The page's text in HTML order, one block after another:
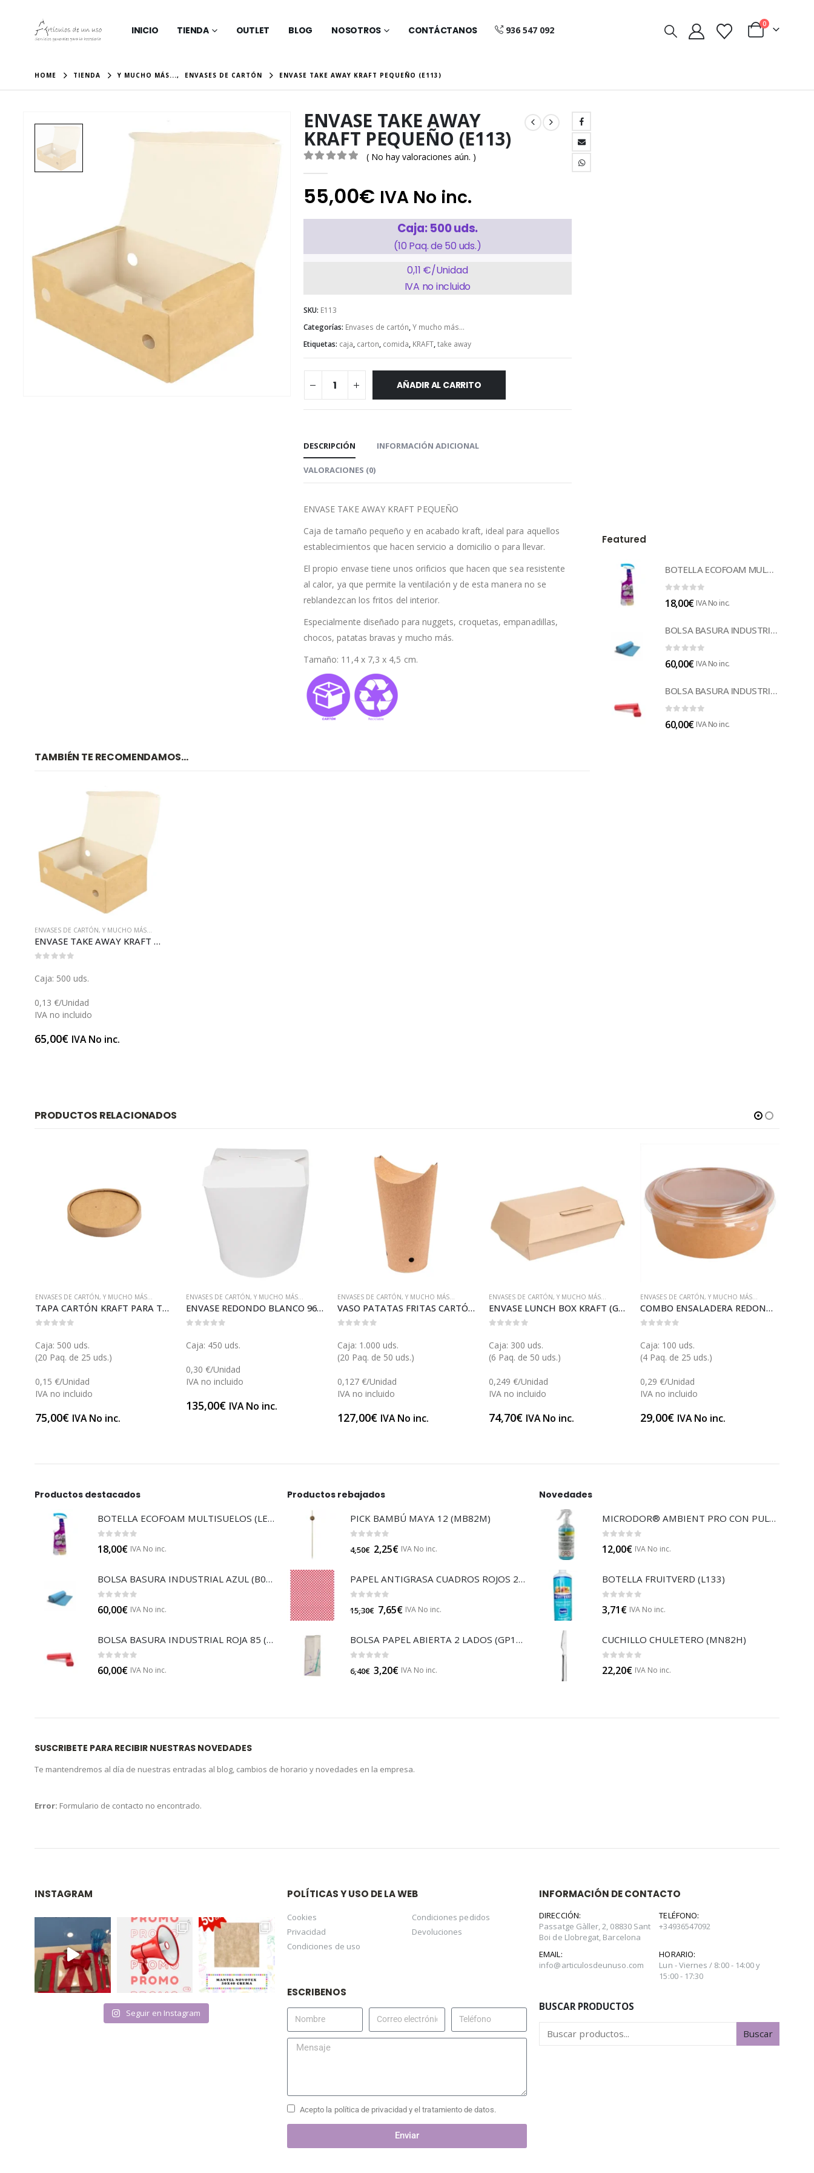
INICIO TIENDA OUTLET BLOG NOSOTROS CONTÁCTANOS 936 547 092
0
HOME TIENDA Y MUCHO MÁS..., ENVASES DE CARTÓN ENVASE TAKE AWAY KRAFT PEQUEÑO (E113)
ENVASE TAKE AWAY
KRAFT PEQUEÑO (E113)
( No hay valoraciones aún. )
55,00€ IVA No inc.
Caja: 500 uds.
(10 Paq. de 50 uds.)
0,11 €/Unidad
IVA no incluido
SKU: E113
Categorías: Envases de cartón,Y mucho más...
Etiquetas: caja, carton, comida, KRAFT,take away
AÑADIR AL CARRITO
DESCRIPCIÓN INFORMACIÓN ADICIONAL
VALORACIONES (0)
ENVASE TAKE AWAY KRAFT PEQUEÑO
Caja de tamaño pequeño y en acabado kraft, ideal para aquellos
establecimientos que hacen servicio a domicilio o para llevar.
El propio envase tiene unos orificios que hacen que sea resistente
al calor, ya que permite la ventilación y de esta manera no se
reblandezcan los fritos del interior.
Especialmente diseñado para nuggets, croquetas, empanadillas,
chocos, patatas bravas y mucho más.
Tamaño: 11,4 x 7,3 x 4,5 cm.
TAMBIÉN TE RECOMENDAMOS…
ENVASES DE CARTÓN,Y MUCHO MÁS...
ENVASE TAKE AWAY KRAFT MEDIANO (E122)
Caja: 500 uds.
0,13 €/Unidad
IVA no incluido
65,00€ IVA No inc.
Featured
BOTELLA ECOFOAM MULTISUELOS (LECOF12)
18,00€ IVA No inc.
BOLSA BASURA INDUSTRIAL AZUL (B014A)
60,00€ IVA No inc.
BOLSA BASURA INDUSTRIAL ROJA 85 (B014)
60,00€ IVA No inc.
PRODUCTOS RELACIONADOS
ENVASES DE CARTÓN, Y MUCHO MÁS...
TAPA CARTÓN KRAFT PARA TARRINA (E127T)
Caja: 500 uds.
(20 Paq. de 25 uds.)
0,15 €/Unidad
IVA no incluido
75,00€ IVA No inc.
ENVASES DE CARTÓN,Y MUCHO MÁS...
ENVASE REDONDO BLANCO 960 (GP13666)
Caja: 450 uds.
0,30 €/Unidad
IVA no incluido
135,00€ IVA No inc.
ENVASES DE CARTÓN,Y MUCHO MÁS...
VASO PATATAS FRITAS CARTÓN AUTOCIERRE (GP23349)
Caja: 1.000 uds.
(20 Paq. de 50 uds.)
0,127 €/Unidad
IVA no incluido
127,00€ IVA No inc.
ENVASES DE CARTÓN,Y MUCHO MÁS...
ENVASE LUNCH BOX KRAFT (GP23506)
Caja: 300 uds.
(6 Paq. de 50 uds.)
0,249 €/Unidad
IVA no incluido
74,70€ IVA No inc.
ENVASES DE CARTÓN, Y MUCHO MÁS...
COMBO ENSALADERA REDONDA KRAFT 1300 (GP24005COMB)
Caja: 100 uds.
(4 Paq. de 25 uds.)
0,29 €/Unidad
IVA no incluido
29,00€ IVA No inc.
Productos destacados
BOTELLA ECOFOAM MULTISUELOS (LECOF12)
18,00€ IVA No inc.
BOLSA BASURA INDUSTRIAL AZUL (B014A)
60,00€ IVA No inc.
BOLSA BASURA INDUSTRIAL ROJA 85 (B014)
60,00€ IVA No inc.
Productos rebajados
PICK BAMBÚ MAYA 12 (MB82M)
4,50€ 2,25€ IVA No inc.
PAPEL ANTIGRASA CUADROS ROJOS 20 (GP23324)
15,30€ 7,65€ IVA No inc.
BOLSA PAPEL ABIERTA 2 LADOS (GP14714)
6,40€ 3,20€ IVA No inc.
Novedades
MICRODOR® AMBIENT PRO CON PULVERIZADOR (LB08)
12,00€ IVA No inc.
BOTELLA FRUITVERD (L133)
3,71€ IVA No inc.
CUCHILLO CHULETERO (MN82H)
22,20€ IVA No inc.
SUSCRIBETE PARA RECIBIR NUESTRAS NOVEDADES
Te mantendremos al día de nuestras entradas al blog, cambios de horario y novedades en la empresa.
Error: Formulario de contacto no encontrado.
INSTAGRAM
Seguir en Instagram
POLÍTICAS Y USO DE LA WEB
Cookies
Privacidad
Condiciones de uso
Condiciones pedidos
Devoluciones
ESCRIBENOS
Acepto la política de privacidad y el tratamiento de datos.
Enviar
INFORMACIÓN DE CONTACTO
DIRECCIÓN:
Passatge Gàller, 2, 08830 Sant
Boi de Llobregat, Barcelona
TELÉFONO:
+34936547092
EMAIL:
info@articulosdeunuso.com
HORARIO:
Lun - Viernes / 8:00 - 14:00 y
15:00 - 17:30
BUSCAR PRODUCTOS
Buscar